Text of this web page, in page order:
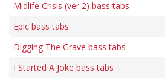
Midlife Crisis (ver 2) bass tabs
Epic bass tabs
Digging The Grave bass tabs
I Started A Joke bass tabs